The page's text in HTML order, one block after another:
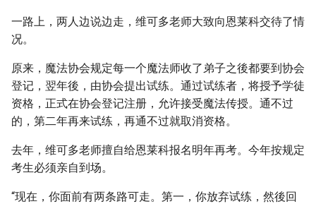
一路上，两人边说边走，维可多老师大致向恩莱科交待了情
况。
原来，魔法协会规定每一个魔法师收了弟子之後都要到协会
登记，翌年後，由协会提出试练。通过试练者，将授予学徒
资格，正式在协会登记注册，允许接受魔法传授。通不过
的，第二年再来试练，再通不过就取消资格。
去年，维可多老师擅自给恩莱科报名明年再考。今年按规定
考生必须亲自到场。
“现在，你面前有两条路可走。第一，你放弃试练，然後回